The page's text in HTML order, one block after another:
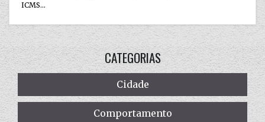
ICMS...
CATEGORIAS
Cidade
Comportamento